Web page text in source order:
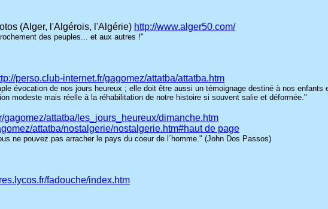
(Alger, l'Algérois, l'Algérie) http://www.alger50.com/
des peuples... et aux autres !"
perso.club-internet.fr/gagomez/attatba/attatba.htm
évocation de nos jours heureux ; elle doit être aussi un témoignage destiné à nos
modeste mais réelle à la réhabilitation de notre histoire si souvent salie et déformée."
gagomez/attatba/les_jours_heureux/dimanche.htm
attatba/nostalgerie/nostalgerie.htm#haut de page
ne pouvez pas arracher le pays du coeur de l´homme." (John Dos Passos)
fadouche/index.htm